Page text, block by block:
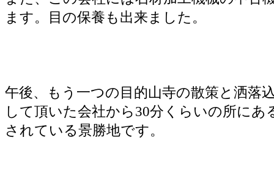
ます。目の保養も出来ました。
午後、もう一つの目的山寺の散策と洒落
して頂いた会社から30分くらいの所にあ
されている景勝地です。